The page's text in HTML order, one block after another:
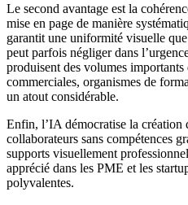
Le second avantage est la
mise en page de manière
garantit une uniformité visuelle
peut parfois négliger dans
produisent des volumes importants
commerciales, organismes de
un atout considérable.
Enfin, l’IA démocratise la création
collaborateurs sans compétences
supports visuellement
apprécié dans les PME et les
polyvalentes.